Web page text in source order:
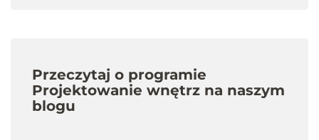
Przeczytaj o programie
Projektowanie wnętrz na naszym
blogu